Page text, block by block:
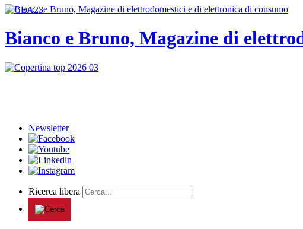
Bianco e Bruno, Magazine di
Newsletter
Ricerca libera